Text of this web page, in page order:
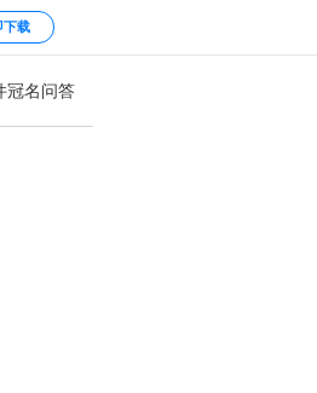
下载
冠名问答